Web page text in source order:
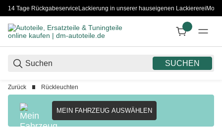
14 Tage RückgabeserviceLackierung in unserer hauseigenen Lackiererei
SUCHEN
Zurück Rückleuchten
MEIN FAHRZEUG AUSWÄHLEN